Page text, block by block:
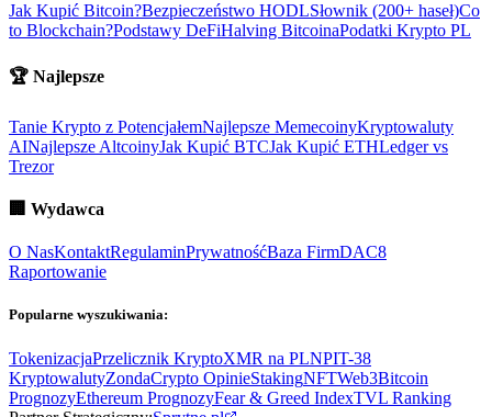
Jak Kupić Bitcoin?Bezpieczeństwo HODLSłownik (200+ haseł)Co
to Blockchain?Podstawy DeFiHalving BitcoinaPodatki Krypto PL
🏆 Najlepsze
Tanie Krypto z PotencjałemNajlepsze MemecoinyKryptowaluty
AINajlepsze AltcoinyJak Kupić BTCJak Kupić ETHLedger vs
Trezor
🏢 Wydawca
O NasKontaktRegulaminPrywatnośćBaza FirmDAC8
Raportowanie
Popularne wyszukiwania:
TokenizacjaPrzelicznik KryptoXMR na PLNPIT-38
KryptowalutyZondaCrypto OpinieStakingNFTWeb3Bitcoin
PrognozyEthereum PrognozyFear & Greed IndexTVL Ranking